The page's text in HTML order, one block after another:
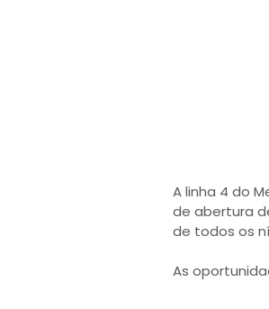
A linha 4 do
de abertura
de todos os
As